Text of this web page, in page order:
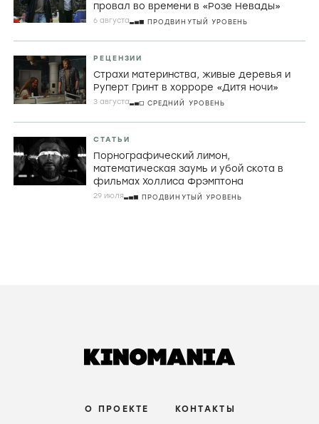
провал во времени в «Розе Невады»
6 августа ПРОДВИНУТЫЙ УРОВЕНЬ
РЕЦЕНЗИИ
Страхи материнства, живые деревья и
Руперт Гринт в хорроре «Дитя ночи»
3 августа СРЕДНИЙ УРОВЕНЬ
СТАТЬИ
Порнографический лимон,
математическая заумь и убой скота в
фильмах Холлиса Фрэмптона
29 июля ПРОДВИНУТЫЙ УРОВЕНЬ
О ПРОЕКТЕ КОНТАКТЫ